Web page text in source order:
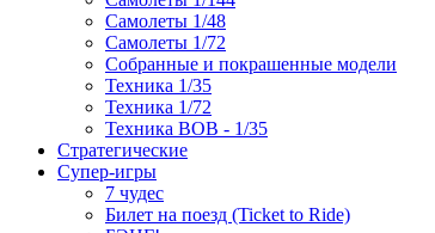
Самолеты 1/48
Самолеты 1/72
Собранные и покрашенные модели
Техника 1/35
Техника 1/72
Техника ВОВ - 1/35
Стратегические
Супер-игры
7 чудес
Билет на поезд (Ticket to Ride)